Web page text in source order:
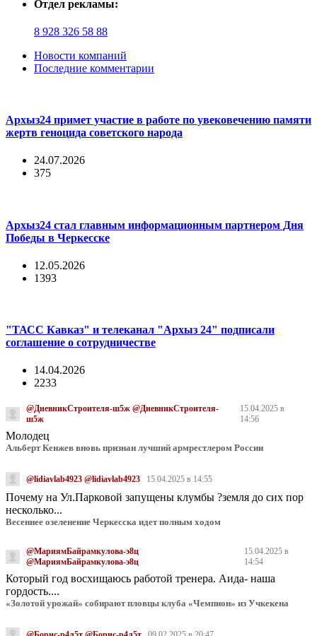
Отдел рекламы:
8 928 326 58 88
Новости компаний
Последние комментарии
Архыз24 примет участие в работе по увековечению памяти
жертв геноцида советского народа
24.07.2026
375
Архыз24 стал главным информационным партнером Дня
Победы в Черкесске
12.05.2026
1393
"ТАСС Кавказ" и телеканал "Архыз 24" подписали
соглашение о сотрудничестве
14.04.2026
2233
@ДневникСтроителя-ш5ж @ДневникСтроителя-
ш5ж
15.04.2025 в
14:56
Молодец
Альберт Кенжев вновь признан лучший армрестлером России
@lidiavlab4923 @lidiavlab4923 15.04.2025 в 14:55
Почему на Ул.Парковой запущены клумбы ?земля до сих пор
несколько...
Весеннее озеленение Черкесска идет полным ходом
@МариямБайрамкулова-э8ц
@МариямБайрамкулова-э8ц
15.04.2025 в
14:54
Который год восхищаюсь работой тренера. Аида- наша
гордость....
«Золотой урожай» собирают пловцы клуба «Чемпион» из Учкекена